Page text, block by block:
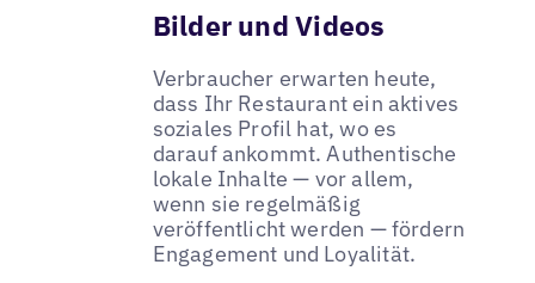
Bilder und Videos
Verbraucher erwarten heute,
dass Ihr Restaurant ein aktives
soziales Profil hat, wo es
darauf ankommt. Authentische
lokale Inhalte — vor allem,
wenn sie regelmäßig
veröffentlicht werden — fördern
Engagement und Loyalität.